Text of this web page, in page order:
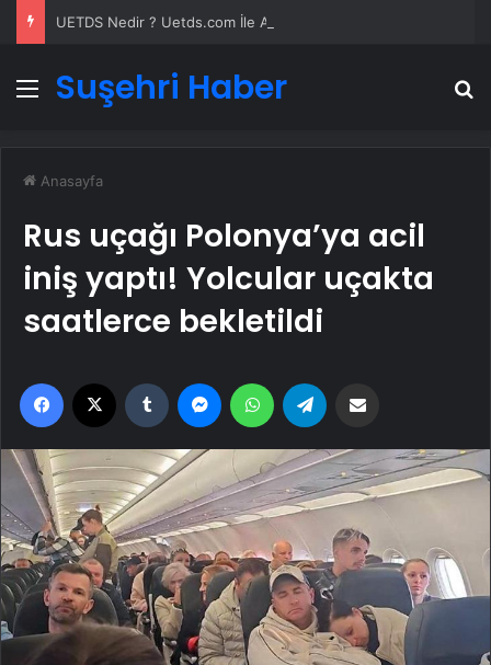
Menü
Suşehri Haber
Anasayfa
Rus uçağı Polonya’ya acil
iniş yaptı! Yolcular uçakta
saatlerce bekletildi
Facebook Tumblr MessengerWhatsApp